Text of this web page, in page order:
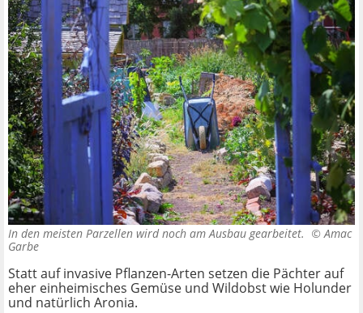
In den meisten Parzellen wird noch am Ausbau gearbeitet. ©Amac
Garbe
Statt auf invasive Pflanzen-Arten setzen die Pächter auf
eher einheimisches Gemüse und Wildobst wie Holunder
und natürlich Aronia.